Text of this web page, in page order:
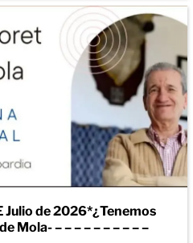
Julio de 2026*¿Tenemos
Mola- – – – – – – – – – –